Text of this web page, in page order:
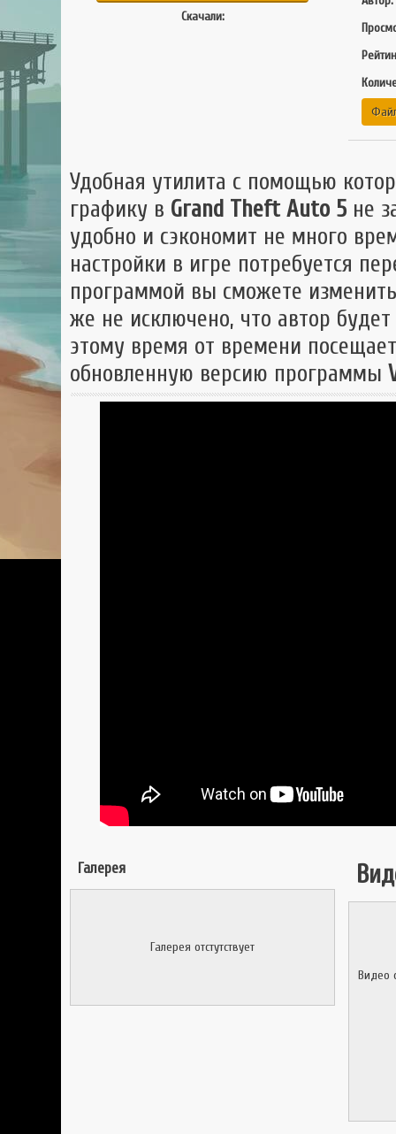
Скачали:
Удобная утилита с помощью
графику в Grand Theft Auto 5 не
удобно и сэкономит не много
настройки в игре потребуется
программой вы сможете
же не исключено, что автор
этому время от времени
обновленную версию программы
Галерея
Галерея отстутствует
Видео